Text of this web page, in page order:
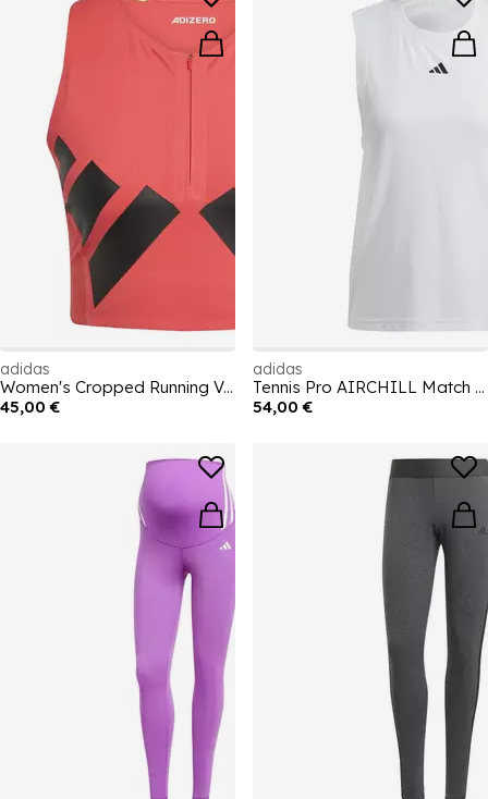
adidas
Women's Cropped Running Vest
45,00 €
adidas
Tennis Pro AIRCHILL Match Tank Top Womens
54,00 €